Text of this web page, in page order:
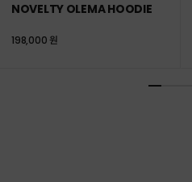
NOVELTY OLEMA HOODIE
198,000 원